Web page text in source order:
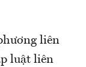
liên
luật liên